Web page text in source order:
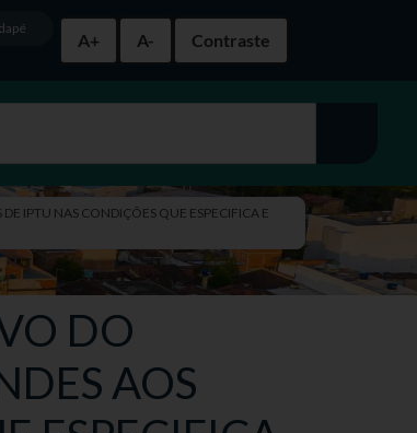
A+
A- Contraste
IPTU NAS CONDIÇÕES QUE ESPECIFICA E
DO
AOS